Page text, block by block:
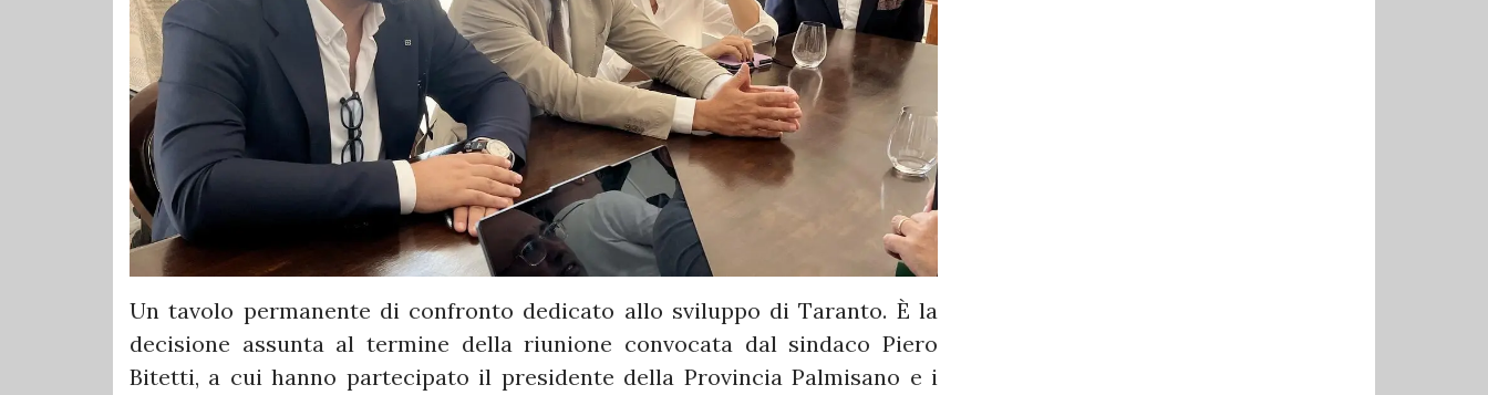
Un tavolo permanente di confronto dedicato allo sviluppo di Taranto. È la
decisione assunta al termine della riunione convocata dal sindaco Piero
Bitetti, a cui hanno partecipato il presidente della Provincia Palmisano e i